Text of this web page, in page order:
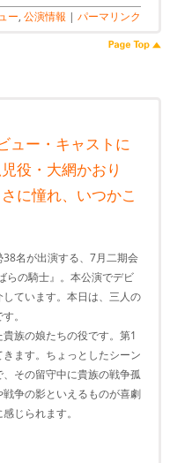
ー, 公演情報 | パーマリンク
ュー・キャストに
役・大網かおり
に憧れ、いつかこ
名が出演する、7月二期会
らの騎士』。本公演でデビ
ています。本日は、三人の
。
族の娘たちの役です。第1
ます。ちょっとしたシーン
その留守中に貴族の戦争孤
争の影といえるものが喜劇
じられます。